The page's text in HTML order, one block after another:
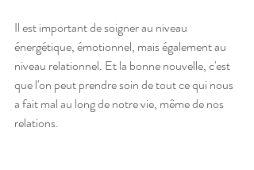
Il est important de soigner au niveau
énergétique, émotionnel, mais également au
niveau relationnel. Et la bonne nouvelle, c'est
que l'on peut prendre soin de tout ce qui nous
a fait mal au long de notre vie, même de nos
relations.